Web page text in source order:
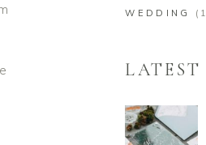
WEDDING
LATEST